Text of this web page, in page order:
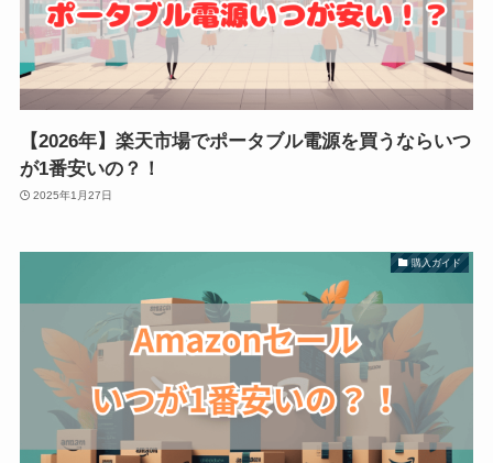
【2026年】楽天市場でポータブル電源を買うならいつ
が1番安いの？！
2025年1月27日
購入ガイド